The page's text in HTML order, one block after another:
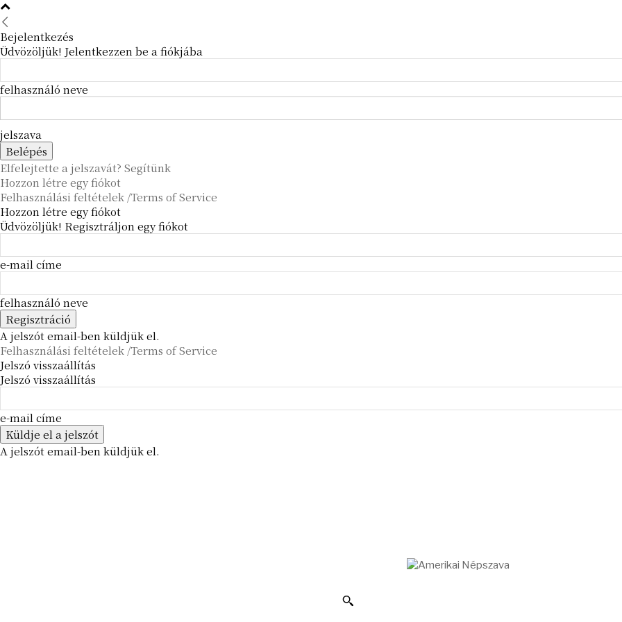
Bejelentkezés
Üdvözöljük! Jelentkezzen be a fiókjába
felhasználó neve
jelszava
Elfelejtette a jelszavát? Segítünk
Hozzon létre egy fiókot
Felhasználási feltételek /Terms of Service
Hozzon létre egy fiókot
Üdvözöljük! Regisztráljon egy fiókot
e-mail címe
felhasználó neve
A jelszót email-ben küldjük el.
Felhasználási feltételek /Terms of Service
Jelszó visszaállítás
Jelszó visszaállítás
e-mail címe
A jelszót email-ben küldjük el.